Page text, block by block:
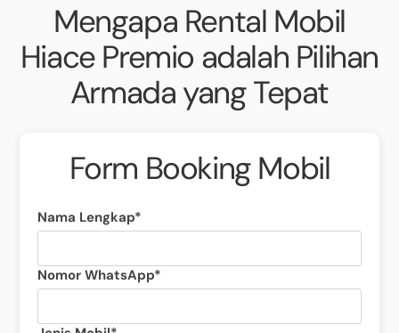
Mengapa Rental Mobil
Hiace Premio adalah Pilihan
Armada yang Tepat
Form Booking Mobil
Nama Lengkap*
Nomor WhatsApp*